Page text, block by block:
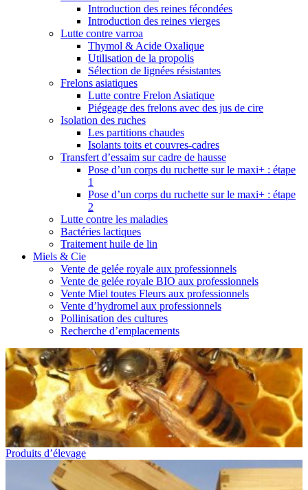
Introduction des reines fécondées
Introduction des reines vierges
Lutte contre varroa
Thymol & Acide Oxalique
Utilisation de la propolis
Sélection de lignées résistantes
Frelons asiatiques
Lutte contre Frelon Asiatique
Piégeage des frelons avec des jus de cire
Isolation des ruches
Les partitions chaudes
Isolants toits et couvres-cadres
Transfert d’essaim sur cadre de hausse
Pose d’un corps du ruchette sur le maxi+ : étape
1
Pose d’un corps du ruchette sur le maxi+ : étape
2
Lutte contre les maladies
Bactéries lactiques
Traitement huile de lin
Miels & Cie
Vente de gelée royale aux professionnels
Vente de gelée royale BIO aux professionnels
Vente Miel toutes Fleurs aux professionnels
Vente d’hydromel aux professionnels
Pollinisation des cultures
Recherche d’emplacements
Produits d’élevage